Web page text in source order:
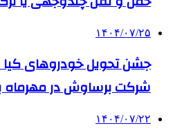
۱۴۰۴/۰۷/۲۵
جشن تحویل خودروهای
شرکت برساوش در مهرماه
۱۴۰۴/۰۷/۲۲